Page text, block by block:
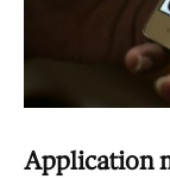
Application